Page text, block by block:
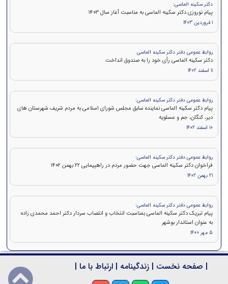
دکتر سکینه الماسی:
پیام نوروزی دکتر سکینه الماسی به مناسبت آغاز سال 1403
1 فروردین 1403
روابط عمومی دفتر دکتر سکینه الماسی
دکتر سکینه الماسی رأی خود را به صندوق انداخت
11 اسفند 1402
روابط عمومی دفتر دکتر سکینه الماسی:
پیام دکتر سکینه الماسی نماینده سابق مجلس شورای اسلامی به مردم شریف شهرستان های
دیر، کنگان، جم و عسلویه
10 اسفند 1402
روابط عمومی دفتر دکتر سکینه الماسی:
فراخوان دکتر سکینه الماسی جهت حضور مردم در راهپیمایی ۲۲ بهمن 1402
21 بهمن 1402
روابط عمومی دفتر دکتر سکینه الماسی:
پیام تبریک دکتر سکینه الماسی بمناسبت انتخاب و انتصاب سردار دکتر احمد محمدی زاده
به عنوان استاندار بوشهر
5 مهر 1400
| صفحه نخست | زندگینامه | ارتباط با ما |